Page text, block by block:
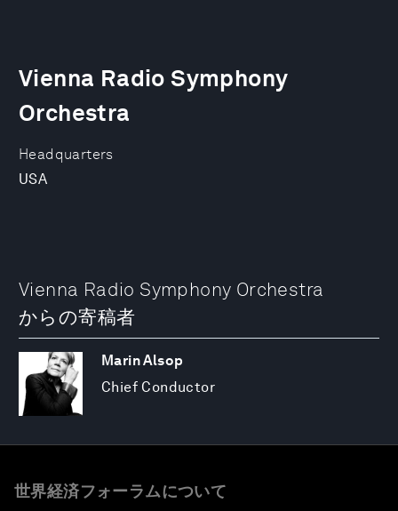
Headquarters
USA
Vienna Radio Symphony
Orchestra
Vienna Radio Symphony Orchestra
からの寄稿者
Marin Alsop
Chief Conductor
世界経済フォーラムについて